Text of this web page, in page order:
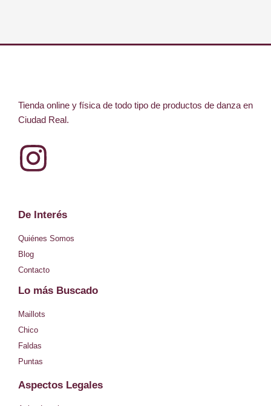
Tienda online y física de todo tipo de productos de danza en
Ciudad Real.
I
s
t
a
g
r
a
De Interés
Quiénes Somos
Blog
Contacto
Lo más Buscado
Maillots
Chico
Faldas
Puntas
Aspectos Legales